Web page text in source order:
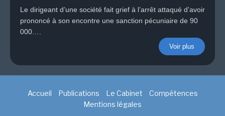
Le dirigeant d’une société fait grief à l’arrêt attaqué d’avoir
prononcé à son encontre une sanction pécuniaire de 90
000….
Voir plus
Accueil Publications Le Cabinet
Compétences
Mentions légales